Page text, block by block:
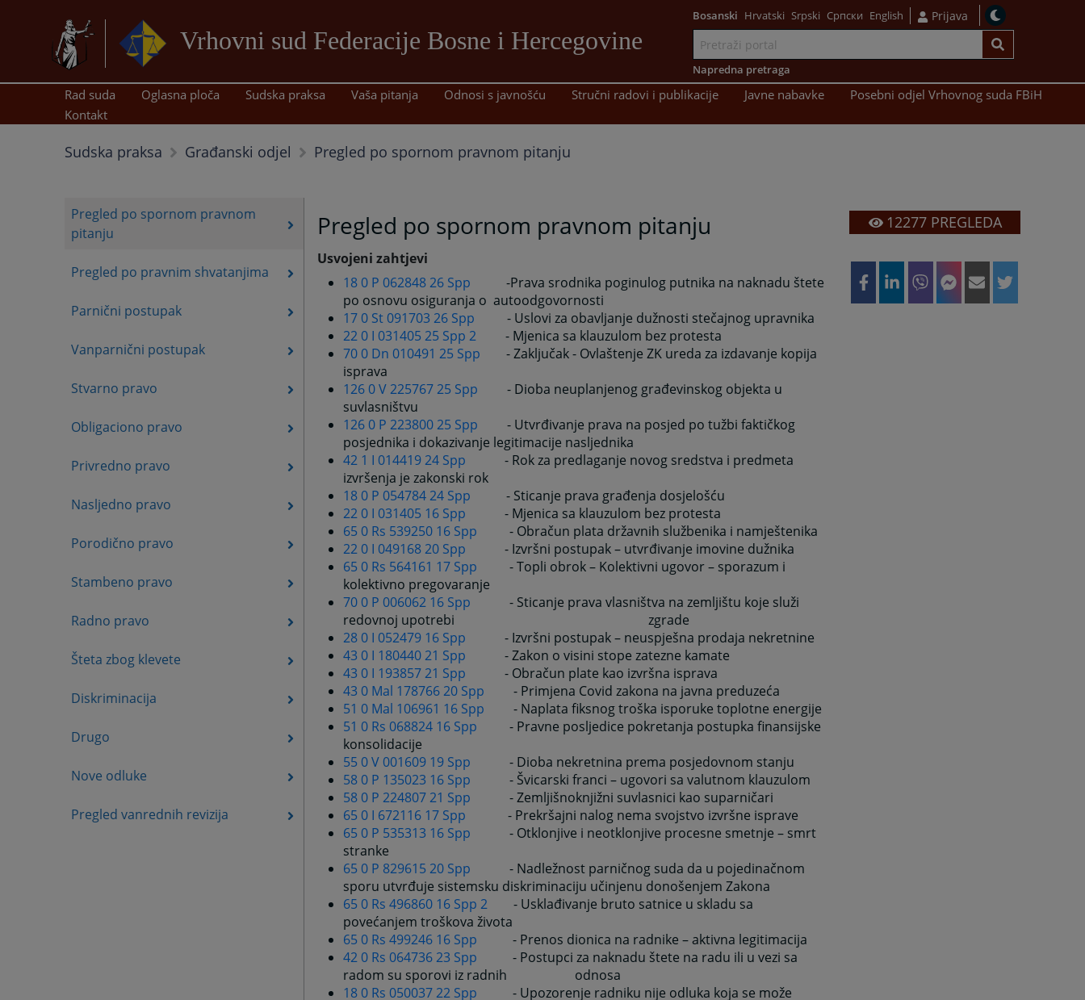
Vrhovni sud Federacije Bosne i Hercegovine
sadržaj
Bosanski Hrvatski Srpski Српски English Prijava
Napredna pretraga
Rad suda Oglasna ploča Sudska praksa Vaša pitanja Odnosi s javnošću Stručni radovi i publikacije Javne nabavke
Posebni odjel Vrhovnog suda FBiH
Kontakt
Sudska praksa Građanski odjel Pregled po spornom pravnom pitanju
Pregled po spornom pravnom
pitanju
Pregled po pravnim shvatanjima
Parnični postupak
Vanparnični postupak
Stvarno pravo
Obligaciono pravo
Privredno pravo
Nasljedno pravo
Porodično pravo
Stambeno pravo
Radno pravo
Šteta zbog klevete
Diskriminacija
Drugo
Nove odluke
Pregled vanrednih revizija
Pregled po spornom pravnom pitanju
Usvojeni zahtjevi
18 0 P 062848 26 Spp -Prava srodnika poginulog putnika na naknadu štete
po osnovu osiguranja o autoodgovornosti
17 0 St 091703 26 Spp - Uslovi za obavljanje dužnosti stečajnog upravnika
22 0 I 031405 25 Spp 2 - Mjenica sa klauzulom bez protesta
70 0 Dn 010491 25 Spp - Zaključak - Ovlaštenje ZK ureda za izdavanje kopija
isprava
126 0 V 225767 25 Spp - Dioba neuplanjenog građevinskog objekta u
suvlasništvu
126 0 P 223800 25 Spp - Utvrđivanje prava na posjed po tužbi faktičkog
posjednika i dokazivanje legitimacije nasljednika
42 1 I 014419 24 Spp - Rok za predlaganje novog sredstva i predmeta
izvršenja je zakonski rok
18 0 P 054784 24 Spp - Sticanje prava građenja dosjelošću
22 0 I 031405 16 Spp
- Mjenica sa klauzulom bez protesta
65 0 Rs 539250 16 Spp
- Obračun plata državnih službenika i namještenika
22 0 I 049168 20 Spp
- Izvršni postupak – utvrđivanje imovine dužnika
65 0 Rs 564161 17 Spp
- Topli obrok – Kolektivni ugovor – sporazum i
kolektivno pregovaranje
70 0 P 006062 16 Spp
- Sticanje prava vlasništva na zemljištu koje služi
redovnoj upotrebi zgrade
28 0 I 052479 16 Spp
- Izvršni postupak – neuspješna prodaja nekretnine
43 0 I 180440 21 Spp
- Zakon o visini stope zatezne kamate
43 0 I 193857 21 Spp
- Obračun plate kao izvršna isprava
43 0 Mal 178766 20 Spp
- Primjena Covid zakona na javna preduzeća
51 0 Mal 106961 16 Spp
- Naplata fiksnog troška isporuke toplotne energije
51 0 Rs 068824 16 Spp
- Pravne posljedice pokretanja postupka finansijske
konsolidacije
55 0 V 001609 19 Spp
- Dioba nekretnina prema posjedovnom stanju
58 0 P 135023 16 Spp
- Švicarski franci – ugovori sa valutnom klauzulom
58 0 P 224807 21 Spp
- Zemljišnoknjižni suvlasnici kao suparničari
65 0 I 672116 17 Spp
- Prekršajni nalog nema svojstvo izvršne isprave
65 0 P 535313 16 Spp
- Otklonjive i neotklonjive procesne smetnje – smrt
stranke
65 0 P 829615 20 Spp
- Nadležnost parničnog suda da u pojedinačnom
sporu utvrđuje sistemsku diskriminaciju učinjenu donošenjem Zakona
65 0 Rs 496860 16 Spp 2
- Usklađivanje bruto satnice u skladu sa
povećanjem troškova života
65 0 Rs 499246 16 Spp
- Prenos dionica na radnike – aktivna legitimacija
42 0 Rs 064736 23 Spp
- Postupci za naknadu štete na radu ili u vezi sa
radom su sporovi iz radnih odnosa
18 0 Rs 050037 22 Spp
- Upozorenje radniku nije odluka koja se može
12277PREGLEDA